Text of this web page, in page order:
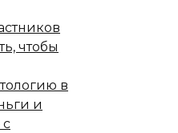
чтобы
в
и
с